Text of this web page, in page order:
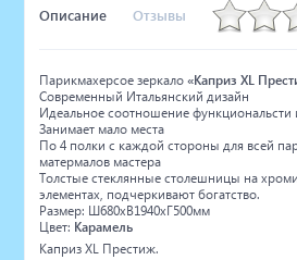
Описание Отзывы
Парикмахерсое зеркало«Каприз XL
Современный Итальянский дизайн
Идеальное соотношение функциональсти
Занимает мало места
По 4 полки с каждой стороны для всей
матермалов мастера
Толстые стеклянные столешницы на
элементах, подчеркивают богатство.
Размер: Ш680хВ1940хГ500мм
Цвет: Карамель
Каприз XL Престиж.